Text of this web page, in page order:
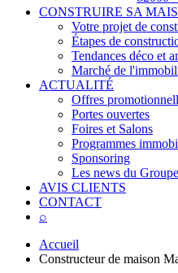
CONSTRUIRE SA
Votre projet de
Étapes de
Tendances déco et
Marché de
ACTUALITÉ
Offres
Portes ouvertes
Foires et Salons
Programmes
Sponsoring
Les news du
AVIS CLIENTS
CONTACT
⌕
Accueil
Constructeur de maison